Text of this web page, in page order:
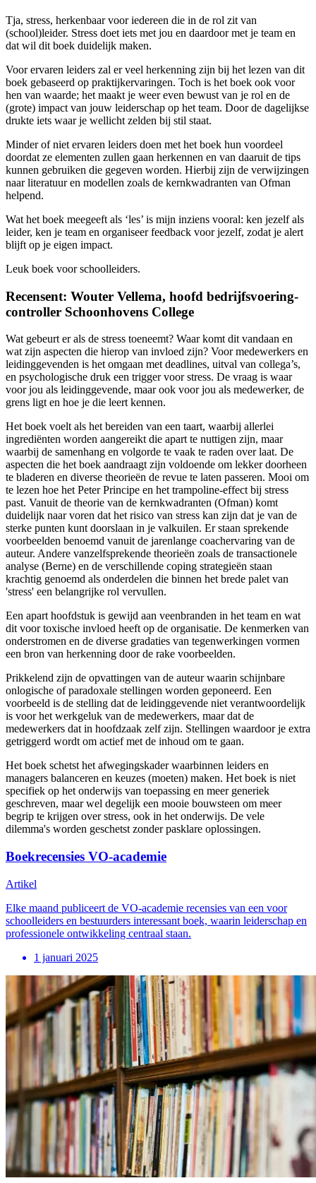
Tja, stress, herkenbaar voor iedereen die in de rol zit van
(school)leider. Stress doet iets met jou en daardoor met je team en
dat wil dit boek duidelijk maken.
Voor ervaren leiders zal er veel herkenning zijn bij het lezen van dit
boek gebaseerd op praktijkervaringen. Toch is het boek ook voor
hen van waarde; het maakt je weer even bewust van je rol en de
(grote) impact van jouw leiderschap op het team. Door de dagelijkse
drukte iets waar je wellicht zelden bij stil staat.
Minder of niet ervaren leiders doen met het boek hun voordeel
doordat ze elementen zullen gaan herkennen en van daaruit de tips
kunnen gebruiken die gegeven worden. Hierbij zijn de verwijzingen
naar literatuur en modellen zoals de kernkwadranten van Ofman
helpend.
Wat het boek meegeeft als ‘les’ is mijn inziens vooral: ken jezelf als
leider, ken je team en organiseer feedback voor jezelf, zodat je alert
blijft op je eigen impact.
Leuk boek voor schoolleiders.
Recensent: Wouter Vellema, hoofd bedrijfsvoering-
controller Schoonhovens College
Wat gebeurt er als de stress toeneemt? Waar komt dit vandaan en
wat zijn aspecten die hierop van invloed zijn? Voor medewerkers en
leidinggevenden is het omgaan met deadlines, uitval van collega’s,
en psychologische druk een trigger voor stress. De vraag is waar
voor jou als leidinggevende, maar ook voor jou als medewerker, de
grens ligt en hoe je die leert kennen.
Het boek voelt als het bereiden van een taart, waarbij allerlei
ingrediënten worden aangereikt die apart te nuttigen zijn, maar
waarbij de samenhang en volgorde te vaak te raden over laat. De
aspecten die het boek aandraagt zijn voldoende om lekker doorheen
te bladeren en diverse theorieën de revue te laten passeren. Mooi om
te lezen hoe het Peter Principe en het trampoline-effect bij stress
past. Vanuit de theorie van de kernkwadranten (Ofman) komt
duidelijk naar voren dat het risico van stress kan zijn dat je van de
sterke punten kunt doorslaan in je valkuilen. Er staan sprekende
voorbeelden benoemd vanuit de jarenlange coachervaring van de
auteur. Andere vanzelfsprekende theorieën zoals de transactionele
analyse (Berne) en de verschillende coping strategieën staan
krachtig genoemd als onderdelen die binnen het brede palet van
'stress' een belangrijke rol vervullen.
Een apart hoofdstuk is gewijd aan veenbranden in het team en wat
dit voor toxische invloed heeft op de organisatie. De kenmerken van
onderstromen en de diverse gradaties van tegenwerkingen vormen
een bron van herkenning door de rake voorbeelden.
Prikkelend zijn de opvattingen van de auteur waarin schijnbare
onlogische of paradoxale stellingen worden geponeerd. Een
voorbeeld is de stelling dat de leidinggevende niet verantwoordelijk
is voor het werkgeluk van de medewerkers, maar dat de
medewerkers dat in hoofdzaak zelf zijn. Stellingen waardoor je extra
getriggerd wordt om actief met de inhoud om te gaan.
Het boek schetst het afwegingskader waarbinnen leiders en
managers balanceren en keuzes (moeten) maken. Het boek is niet
specifiek op het onderwijs van toepassing en meer generiek
geschreven, maar wel degelijk een mooie bouwsteen om meer
begrip te krijgen over stress, ook in het onderwijs. De vele
dilemma's worden geschetst zonder pasklare oplossingen.
Boekrecensies VO-academie
Artikel
Elke maand publiceert de VO-academie recensies van een voor
schoolleiders en bestuurders interessant boek, waarin leiderschap en
professionele ontwikkeling centraal staan.
1 januari 2025